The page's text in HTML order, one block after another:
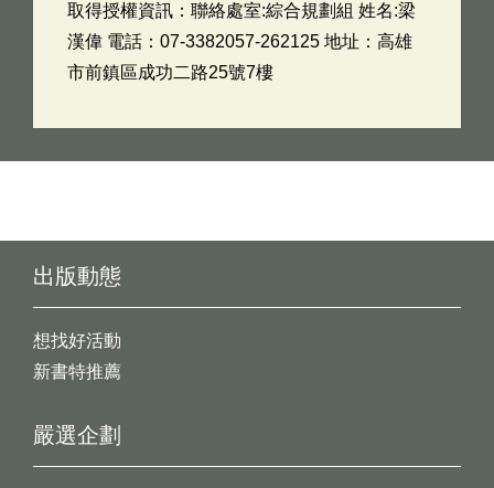
取得授權資訊：聯絡處室:綜合規劃組 姓名:梁
漢偉 電話：07-3382057-262125 地址：高雄
市前鎮區成功二路25號7樓
出版動態
想找好活動
新書特推薦
嚴選企劃